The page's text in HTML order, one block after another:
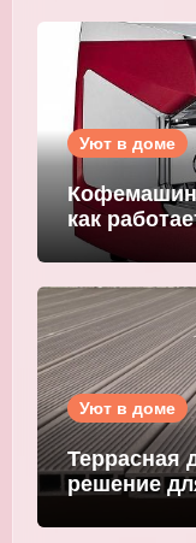
Уют в доме
как
Уют в доме
Террасная
решение